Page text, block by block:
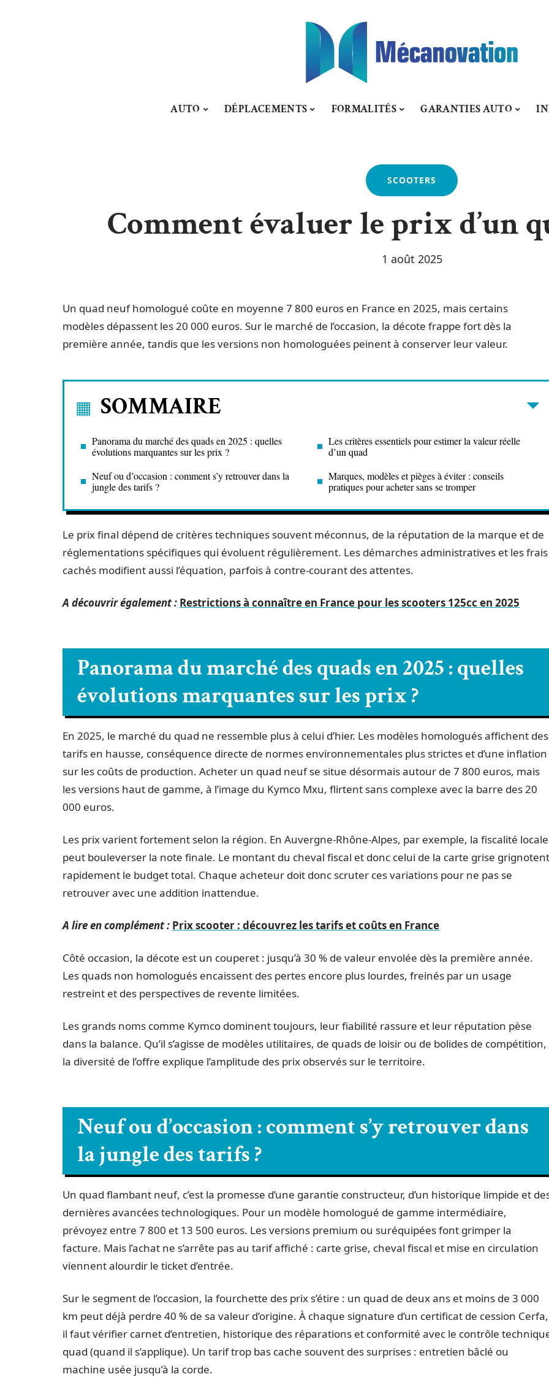
AUTO DÉPLACEMENTS FORMALITÉS GARANTIES AUTO
SCOOTERS
Comment évaluer le prix d’un
1 août 2025
Un quad neuf homologué coûte en moyenne 7 800 euros en France en 2025, mais certains
modèles dépassent les 20 000 euros. Sur le marché de l’occasion, la décote frappe fort dès la
première année, tandis que les versions non homologuées peinent à conserver leur valeur.
SOMMAIRE
Panorama du marché des quads en 2025 : quelles
évolutions marquantes sur les prix ?
Neuf ou d’occasion : comment s’y retrouver dans la
jungle des tarifs ?
Les critères essentiels pour estimer la valeur réelle
d’un quad
Marques, modèles et pièges à éviter : conseils
pratiques pour acheter sans se tromper
Le prix final dépend de critères techniques souvent méconnus, de la réputation de la marque et de
réglementations spécifiques qui évoluent régulièrement. Les démarches administratives et les frais
cachés modifient aussi l’équation, parfois à contre-courant des attentes.
A découvrir également : Restrictions à connaître en France pour les scooters 125cc en 2025
Panorama du marché des quads en 2025 : quelles
évolutions marquantes sur les prix ?
En 2025, le marché du quad ne ressemble plus à celui d’hier. Les modèles homologués affichent des
tarifs en hausse, conséquence directe de normes environnementales plus strictes et d’une inflation
sur les coûts de production. Acheter un quad neuf se situe désormais autour de 7 800 euros, mais
les versions haut de gamme, à l’image du Kymco Mxu, flirtent sans complexe avec la barre des 20
000 euros.
Les prix varient fortement selon la région. En Auvergne-Rhône-Alpes, par exemple, la fiscalité locale
peut bouleverser la note finale. Le montant du cheval fiscal et donc celui de la carte grise grignotent
rapidement le budget total. Chaque acheteur doit donc scruter ces variations pour ne pas se
retrouver avec une addition inattendue.
A lire en complément : Prix scooter : découvrez les tarifs et coûts en France
Côté occasion, la décote est un couperet : jusqu’à 30 % de valeur envolée dès la première année.
Les quads non homologués encaissent des pertes encore plus lourdes, freinés par un usage
restreint et des perspectives de revente limitées.
Les grands noms comme Kymco dominent toujours, leur fiabilité rassure et leur réputation pèse
dans la balance. Qu’il s’agisse de modèles utilitaires, de quads de loisir ou de bolides de compétition,
la diversité de l’offre explique l’amplitude des prix observés sur le territoire.
Neuf ou d’occasion : comment s’y retrouver dans
la jungle des tarifs ?
Un quad flambant neuf, c’est la promesse d’une garantie constructeur, d’un historique limpide et
dernières avancées technologiques. Pour un modèle homologué de gamme intermédiaire,
prévoyez entre 7 800 et 13 500 euros. Les versions premium ou suréquipées font grimper la
facture. Mais l’achat ne s’arrête pas au tarif affiché : carte grise, cheval fiscal et mise en circulation
viennent alourdir le ticket d’entrée.
Sur le segment de l’occasion, la fourchette des prix s’étire : un quad de deux ans et moins de 3 000
km peut déjà perdre 40 % de sa valeur d’origine. À chaque signature d’un certificat de cession Cerfa,
il faut vérifier carnet d’entretien, historique des réparations et conformité avec le contrôle
quad (quand il s’applique). Un tarif trop bas cache souvent des surprises : entretien bâclé ou
machine usée jusqu’à la corde.